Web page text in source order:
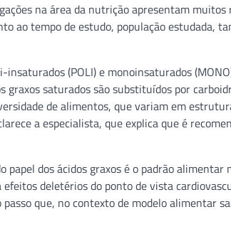
na área da nutrição apresentam
ao tempo de estudo, população estudada,
(POLI) e monoinsaturados
saturados são substituídos por
de alimentos, que variam em
a especialista, que explica que é
dos ácidos graxos é o padrão alimentar
deletérios do ponto de vista
que, no contexto de modelo alimentar